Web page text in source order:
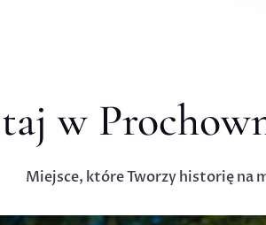
w
Miejsce, które Tworzy historię na